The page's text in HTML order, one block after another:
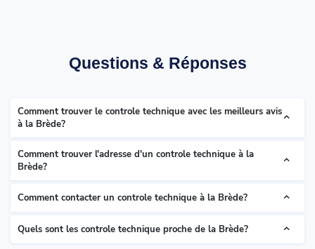
Questions & Réponses
Comment trouver le controle technique avec les meilleurs avis
à la Brède?
Comment trouver l'adresse d'un controle technique à la
Brède?
Comment contacter un controle technique à la Brède?
Quels sont les controle technique proche de la Brède?